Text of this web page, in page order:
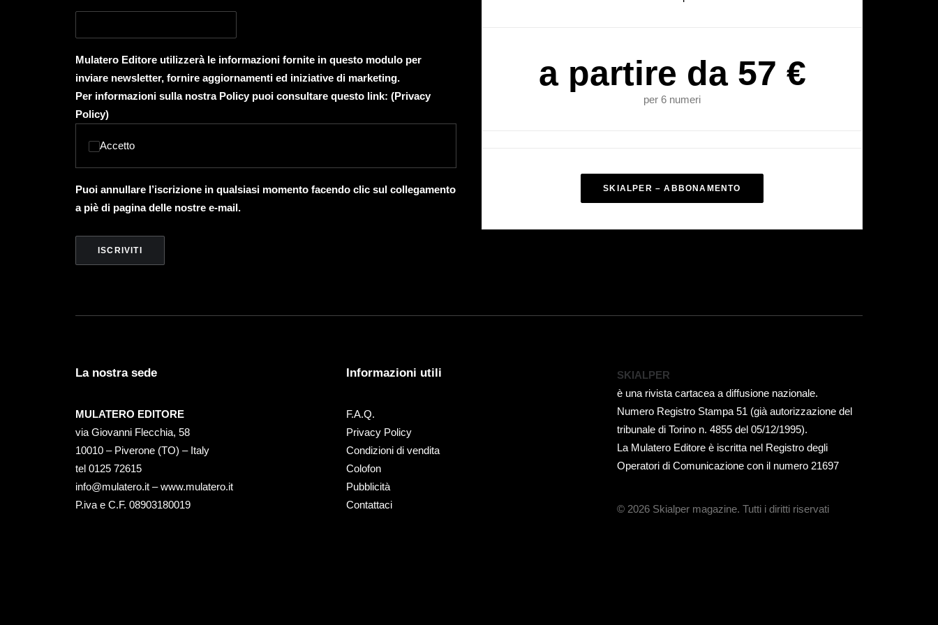
Mulatero Editore utilizzerà le informazioni fornite in questo modulo per
inviare newsletter, fornire aggiornamenti ed iniziative di marketing.
Per informazioni sulla nostra Policy puoi consultare questo link: (Privacy
Policy)
Accetto
Puoi annullare l’iscrizione in qualsiasi momento facendo clic sul collegamento
a piè di pagina delle nostre e-mail.
a partire da 57 €
per 6 numeri
SKIALPER – ABBONAMENTO
La nostra sede
MULATERO EDITORE
via Giovanni Flecchia, 58
10010 – Piverone (TO) – Italy
tel ‭0125 72615‬
info@mulatero.it –www.mulatero.it
P.iva e C.F. 08903180019
Informazioni utili
F.A.Q.
Privacy Policy
Condizioni di vendita
Colofon
Pubblicità
Contattaci
SKIALPER
è una rivista cartacea a diffusione nazionale.
Numero Registro Stampa 51 (già autorizzazione del
tribunale di Torino n. 4855 del 05/12/1995).
La Mulatero Editore è iscritta nel Registro degli
Operatori di Comunicazione con il numero 21697
© 2026 Skialper magazine. Tutti i diritti riservati